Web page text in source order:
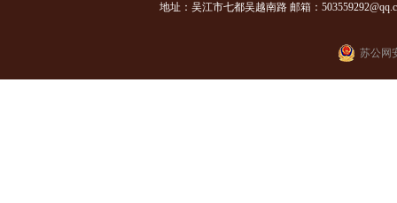
地址：吴江市七都吴越南路 邮箱：
苏公网